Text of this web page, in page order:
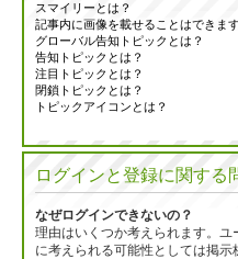
スマイリーとは？
記事内に画像を載せることはできま
グローバル告知トピックとは？
告知トピックとは？
注目トピックとは？
閉鎖トピックとは？
トピックアイコンとは？
ログインと登録に関する
なぜログインできないの？
理由はいくつか考えられます。
に考えられる可能性としては掲